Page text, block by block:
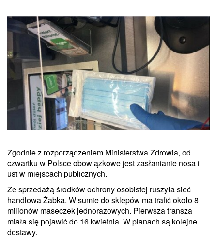
Zgodnie z rozporządzeniem Ministerstwa Zdrowia, od
czwartku w Polsce obowiązkowe jest zasłanianie nosa i
ust w miejscach publicznych.
Ze sprzedażą środków ochrony osobistej ruszyła sieć
handlowa Żabka. W sumie do sklepów ma trafić około 8
milionów maseczek jednorazowych. Pierwsza transza
miała się pojawić do 16 kwietnia. W planach są kolejne
dostawy.